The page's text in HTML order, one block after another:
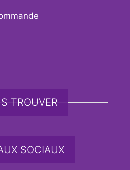
TROUVER
SOCIAUX